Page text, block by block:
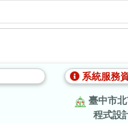
系統服務
臺中市
程式設計